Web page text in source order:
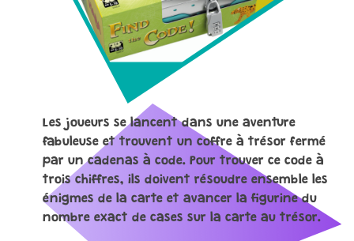
Les joueurs se lancent dans une aventure
fabuleuse et trouvent un coffre à trésor fermé
par un cadenas à code. Pour trouver ce code à
trois chiffres, ils doivent résoudre ensemble les
énigmes de la carte et avancer la figurine du
nombre exact de cases sur la carte au trésor.